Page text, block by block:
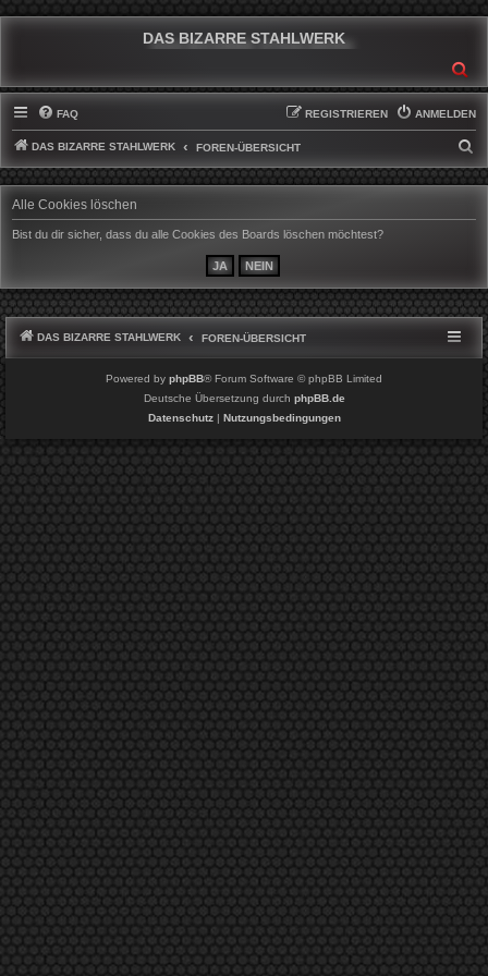
DAS BIZARRE STAHLWERK
FAQ ANMELDEN
REGISTRIEREN
DAS BIZARRE STAHLWERK FOREN-ÜBERSICHT
U
Alle Cookies löschen
Bist du dir sicher, dass du alle Cookies des Boards löschen möchtest?
DAS BIZARRE STAHLWERK FOREN-ÜBERSICHT
Powered by phpBB® Forum Software © phpBB Limited
Deutsche Übersetzung durch phpBB.de
Datenschutz| Nutzungsbedingungen